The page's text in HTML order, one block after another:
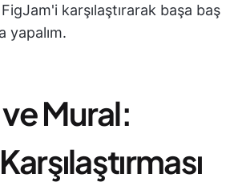
FigJam'i karşılaştırarak başa baş
yapalım.
Mural: